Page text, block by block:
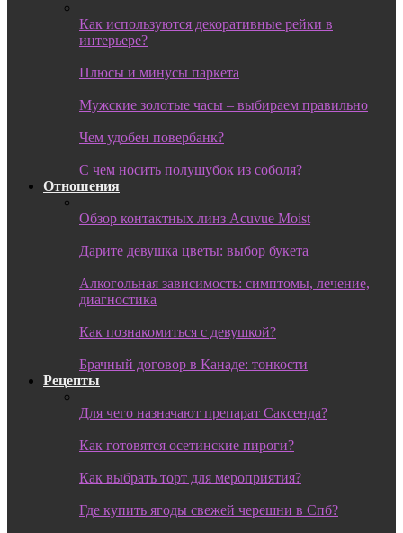
Как используются декоративные рейки в
интерьере?
Плюсы и минусы паркета
Мужские золотые часы – выбираем правильно
Чем удобен повербанк?
С чем носить полушубок из соболя?
Отношения
Обзор контактных линз Acuvue Moist
Дарите девушка цветы: выбор букета
Алкогольная зависимость: симптомы, лечение,
диагностика
Как познакомиться с девушкой?
Брачный договор в Канаде: тонкости
Рецепты
Для чего назначают препарат Саксенда?
Как готовятся осетинские пироги?
Как выбрать торт для мероприятия?
Где купить ягоды свежей черешни в Спб?